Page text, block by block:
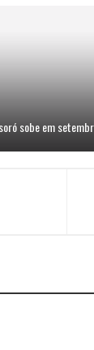
sobe em